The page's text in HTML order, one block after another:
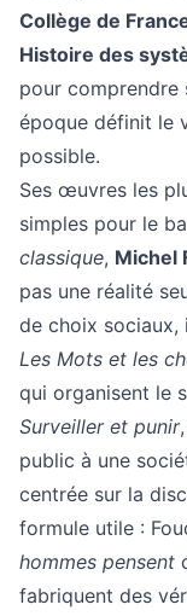
Collège de
Histoire des
pour comprendre
époque définit le
possible.
Ses œuvres les
simples pour le
classique, Michel
pas une réalité
de choix sociaux,
Les Mots et les
qui organisent le
Surveiller et punir
public à une
centrée sur la
formule utile :
hommes pensent
fabriquent des